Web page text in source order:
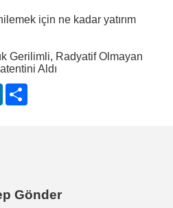
için ne kadar yatırım
Gerilimli, Radyatif Olmayan
Aldı
LinkedIn
Gönder